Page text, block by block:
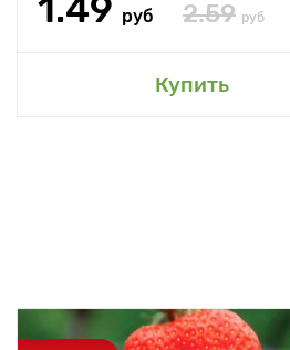
1.49 руб 2.59 руб
Купить